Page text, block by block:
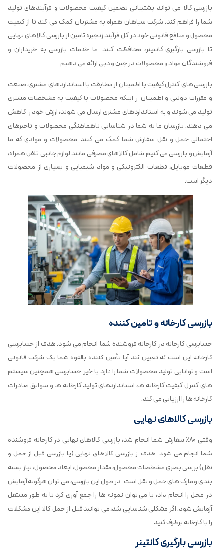
بازرسی کالا می تواند پشتیبانی تضمین کیفیت محصولات و فرآیندهای تولید
شما را فراهم کند. شرکت سپاهان همراه به مشتریان کمک می کند تا از کیفیت
محصول و منافع قانونی خود در کل فرآیند زنجیره تامین از بازرسی کالاهای نهایی
تا بازرسی بارگیری کانتینر، محافظت کنند. ما خدمات بازرسی به خریداران و
فروشندگان مواد و محصولات در چین و دبی ارائه می دهیم.
بازرسی های کنترل کیفیت با اطمینان از مطابقت با استانداردهای مشتری، صنعت
و مقررات دولتی و اطمینان از اینکه محصولات با کیفیت به مشخصات مشتری
تولید می شوند و به استانداردهای مشتری ارسال می شوند، ارزش خود را کاهش
می دهند. بازرسان ما به شما در شناسایی ناهماهنگی محصولات و تاخیرهای
احتمالی حمل و نقل سفارش شما کمک می کنند. محصولات و موادی که ما
آزمایش و بازرسی می کنیم شامل کالاهای مصرفی مانند لوازم جانبی تلفن همراه،
قطعات موبایل، قطعات الکترونیکی و مواد شیمیایی و بسیاری از محصولات
دیگر است.
بازرسی کارخانه و تامین کننده
حسابرسی کارخانه در کارخانه فروشنده شما انجام می شود. هدف از حسابرسی
کارخانه این است که تعیین کند آیا تأمین کننده بالقوه شما یک شرکت قانونی
است و توانایی تولید محصولات شما را دارد یا خیر. حسابرسی همچنین سیستم
های کنترل کیفیت کارخانه ها، استانداردهای تولید کارخانه ها و سوابق صادرات
کارخانه ها را ارزیابی می کند.
بازرسی کالاهای نهایی
وقتی ۸۰٪ سفارش شما انجام شد، بازرسی کالاهای نهایی در کارخانه فروشنده
شما انجام می شود. هدف از بازرسی کالاهای نهایی (یا بازرسی قبل از حمل و
نقل) بررسی بصری مشخصات محصول، مقدار محصول، ابعاد محصول، نیاز بسته
بندی و مارک های حمل و نقل است. در طول این بازرسی، می توان هرگونه آزمایش
در محل را انجام داد، یا می توان نمونه ها را جمع آوری کرد تا به طور مستقل
آزمایش شود. اگر مشکلی شناسایی شد، می توانید قبل از حمل کالا این مشکلات
را با کارخانه برطرف کنید.
بازرسی بارگیری کانتینر